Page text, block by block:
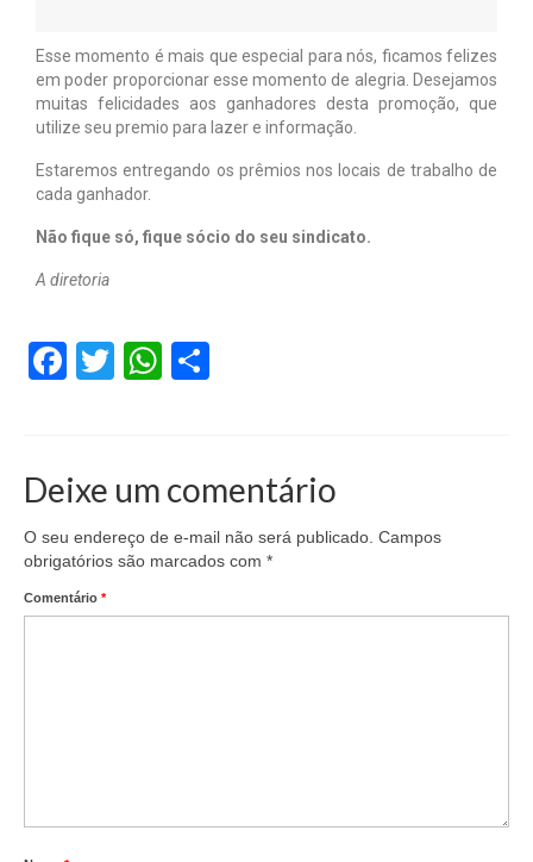
Esse momento é mais que especial para nós, ficamos felizes
em poder proporcionar esse momento de alegria. Desejamos
muitas felicidades aos ganhadores desta promoção, que
utilize seu premio para lazer e informação.
Estaremos entregando os prêmios nos locais de trabalho de
cada ganhador.
Não fique só, fique sócio do seu sindicato.
A diretoria
Facebook
TwitterWhatsApp
Deixe um comentário
O seu endereço de e-mail não será publicado. Campos
obrigatórios são marcados com *
Comentário *